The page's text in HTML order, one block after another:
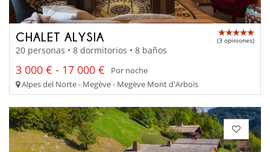
CHALET ALYSIA (3 opiniones)
20 personas • 8 dormitorios • 8 baños
3 000 € - 17 000 €
Por noche
Alpes del Norte - Megève - Megève Mont d'Arbois